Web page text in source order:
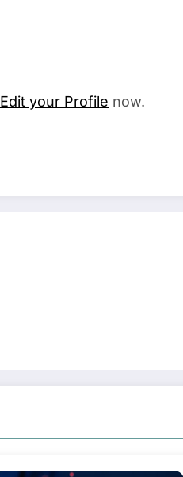
Edit your Profile now.